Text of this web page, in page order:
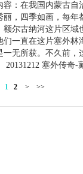
容：在我国内蒙古自
丽，四季如画，每年
额尔古纳河这片区域
们一直在这片塞外
一无所获。不久前，
20131212 塞外传奇-
1 2 > >>